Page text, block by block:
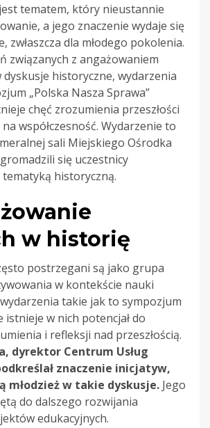
tematem, który nieustannie
a jego znaczenie wydaje się
zwłaszcza dla młodego pokolenia.
związanych z angażowaniem
dyskusje historyczne, wydarzenia
„Polska Nasza Sprawa”
chęć zrozumienia przeszłości
współczesność. Wydarzenie to
sali Miejskiego Ośrodka
się uczestnicy
historyczną.
w historię
postrzegani są jako grupa
w kontekście nauki
takie jak to sympozjum
istnieje w nich potencjał do
i refleksji nad przeszłością.
dyrektor Centrum Usług
znaczenie inicjatyw,
młodzież w takie dyskusje. Jego
do dalszego rozwijania
edukacyjnych.